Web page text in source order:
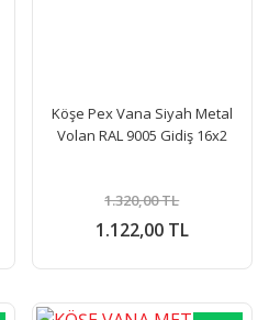
Köşe Pex Vana Siyah Metal
Volan RAL 9005 Gidiş 16x2
1.122,00 TL
1.320,00 TL